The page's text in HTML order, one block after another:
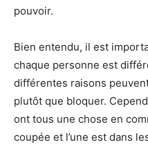
pouvoir.
Bien entendu, il est
chaque personne est
différentes raisons
plutôt que bloquer.
ont tous une chose en
coupée et l’une est dans